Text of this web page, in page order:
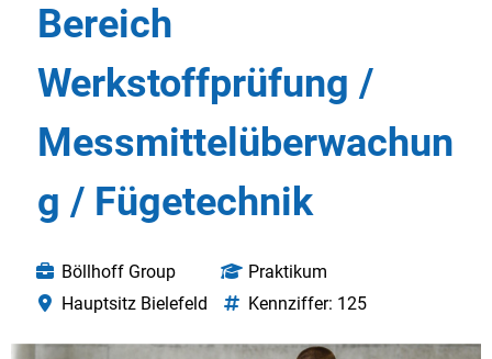
Bereich
Werkstoffprüfung /
Messmittelüberwachun
g / Fügetechnik
Böllhoff Group
Hauptsitz Bielefeld
Praktikum
Kennziffer: 125